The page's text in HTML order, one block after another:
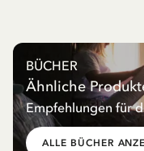
BÜCHER
Ähnliche
Empfehlungen für
ALLE BÜCHER